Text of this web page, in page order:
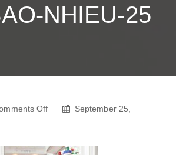
NHIEU-25
Off
nguyen-
September 25,